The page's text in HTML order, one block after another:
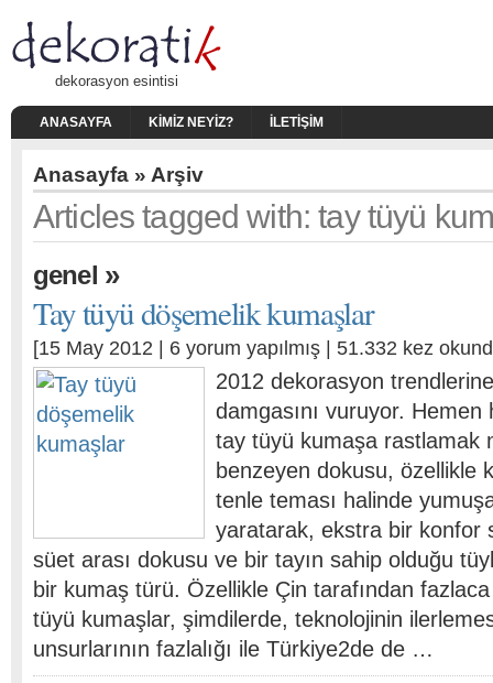
dekorasyon esintisi
ANASAYFA KIMIZ NEYIZ? İLETIŞIM
Anasayfa » Arşiv
Articles tagged with: tay tüyü
genel »
Tay tüyü döşemelik kumaşlar
[15 May 2012 | 6 yorum yapılmış | 51.332 kez
2012 dekorasyon
damgasını vuruyor.
tay tüyü kumaşa rastlamak
benzeyen dokusu, özellikle
tenle teması halinde
yaratarak, ekstra bir konfor
süet arası dokusu ve bir tayın sahip olduğu
bir kumaş türü. Özellikle Çin tarafından fazlaca
tüyü kumaşlar, şimdilerde, teknolojinin
unsurlarının fazlalığı ile Türkiye2de de …